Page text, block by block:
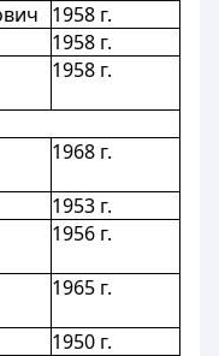
1958 г.
1958 г.
1958 г.
1968 г.
1953 г.
1956 г.
1965 г.
1950 г.